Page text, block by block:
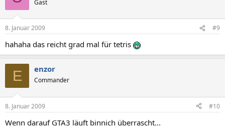
Gast
8. Januar 2009 #9
hahaha das reicht grad mal für tetris
E enzor
Commander
8. Januar 2009 #10
Wenn darauf GTA3 läuft binnich überrascht...